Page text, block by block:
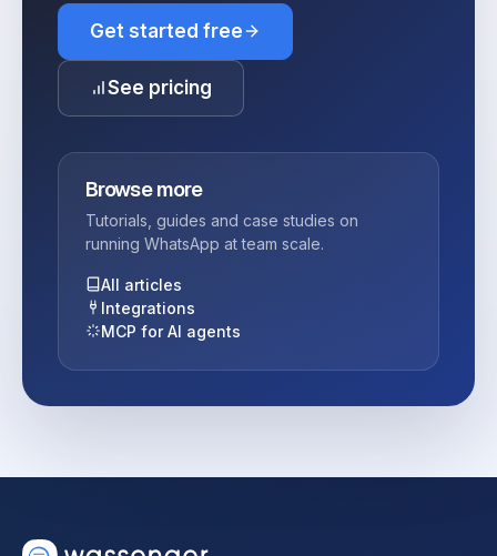
Get started free
See pricing
Browse more
Tutorials, guides and case studies on
running WhatsApp at team scale.
All articles
Integrations
MCP for AI agents